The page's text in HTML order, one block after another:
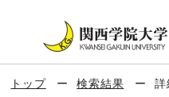
トップ 検索結果 詳